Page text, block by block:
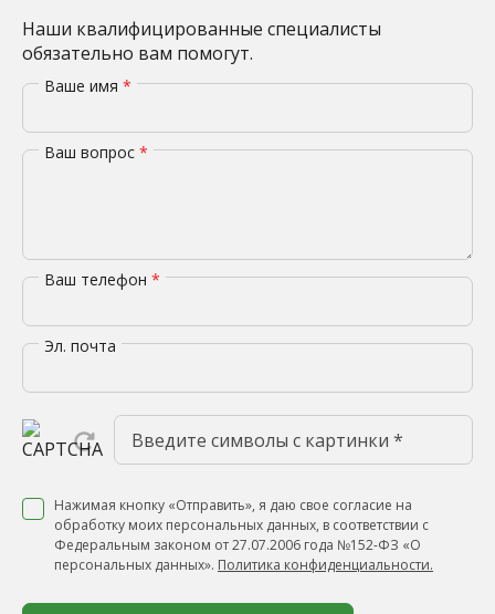
Наши квалифицированные специалисты
обязательно вам помогут.
Ваше имя *
Ваш вопрос *
Ваш телефон *
Эл. почта
Нажимая кнопку «Отправить», я даю свое согласие на
обработку моих персональных данных, в соответствии с
Федеральным законом от 27.07.2006 года №152-ФЗ «О
персональных данных». Политика конфиденциальности.